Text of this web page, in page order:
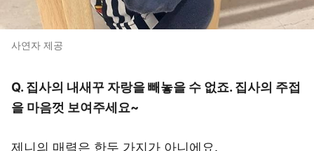
사연자 제공
Q. 집사의 내새꾸 자랑을 빼놓을 수 없죠. 집사의 주접
을 마음껏 보여주세요~
제니의 매력은 한두 가지가 아니에요.